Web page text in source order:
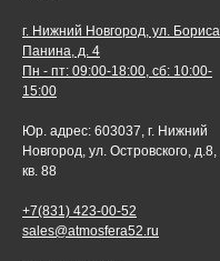
г. Нижний Новгород, ул. Бориса
Панина, д. 4
Пн - пт: 09:00-18:00, сб: 10:00-
15:00
Юр. адрес: 603037, г. Нижний
Новгород, ул. Островского, д.8,
кв. 88
+7(831) 423-00-52
sales@atmosfera52.ru